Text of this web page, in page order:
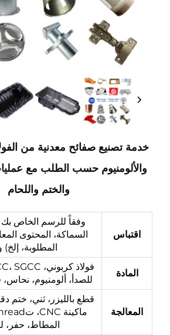
خدمة تصنيع صفائح معدنية من
والألومنيوم حسب الطلب مع
والختم واللحام
اقتباس
وفقاً للرسم الخاص بك
السماكة، المحتوى
المطلوبة، إلخ)
المادة
للصدأ، ألومنيوم،
المعالجة
قطع بالليزر، ثني، ختم
المطاط، حفر،